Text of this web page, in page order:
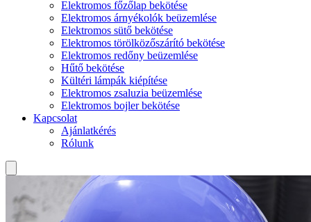
Elektromos főzőlap bekötése
Elektromos árnyékolók beüzemlése
Elektromos sütő bekötése
Elektromos törölközőszárító bekötése
Elektromos redőny beüzemlése
Hűtő bekötése
Kültéri lámpák kiépítése
Elektromos zsaluzia beüzemlése
Elektromos bojler bekötése
Kapcsolat
Ajánlatkérés
Rólunk